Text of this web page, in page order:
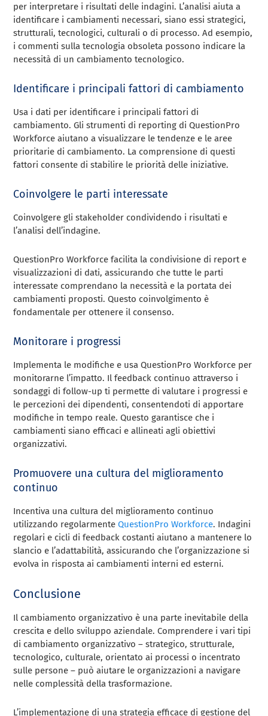
per interpretare i risultati delle indagini. L’analisi aiuta a
identificare i cambiamenti necessari, siano essi strategici,
strutturali, tecnologici, culturali o di processo. Ad esempio,
i commenti sulla tecnologia obsoleta possono indicare la
necessità di un cambiamento tecnologico.
Identificare i principali fattori di cambiamento
Usa i dati per identificare i principali fattori di
cambiamento. Gli strumenti di reporting di QuestionPro
Workforce aiutano a visualizzare le tendenze e le aree
prioritarie di cambiamento. La comprensione di questi
fattori consente di stabilire le priorità delle iniziative.
Coinvolgere le parti interessate
Coinvolgere gli stakeholder condividendo i risultati e
l’analisi dell’indagine.
QuestionPro Workforce facilita la condivisione di report e
visualizzazioni di dati, assicurando che tutte le parti
interessate comprendano la necessità e la portata dei
cambiamenti proposti. Questo coinvolgimento è
fondamentale per ottenere il consenso.
Monitorare i progressi
Implementa le modifiche e usa QuestionPro Workforce per
monitorarne l’impatto. Il feedback continuo attraverso i
sondaggi di follow-up ti permette di valutare i progressi e
le percezioni dei dipendenti, consentendoti di apportare
modifiche in tempo reale. Questo garantisce che i
cambiamenti siano efficaci e allineati agli obiettivi
organizzativi.
Promuovere una cultura del miglioramento
continuo
Incentiva una cultura del miglioramento continuo
utilizzando regolarmenteQuestionPro Workforce. Indagini
regolari e cicli di feedback costanti aiutano a mantenere lo
slancio e l’adattabilità, assicurando che l’organizzazione si
evolva in risposta ai cambiamenti interni ed esterni.
Conclusione
Il cambiamento organizzativo è una parte inevitabile della
crescita e dello sviluppo aziendale. Comprendere i vari tipi
di cambiamento organizzativo – strategico, strutturale,
tecnologico, culturale, orientato ai processi o incentrato
sulle persone – può aiutare le organizzazioni a navigare
nelle complessità della trasformazione.
L’implementazione di una strategia efficace di gestione del